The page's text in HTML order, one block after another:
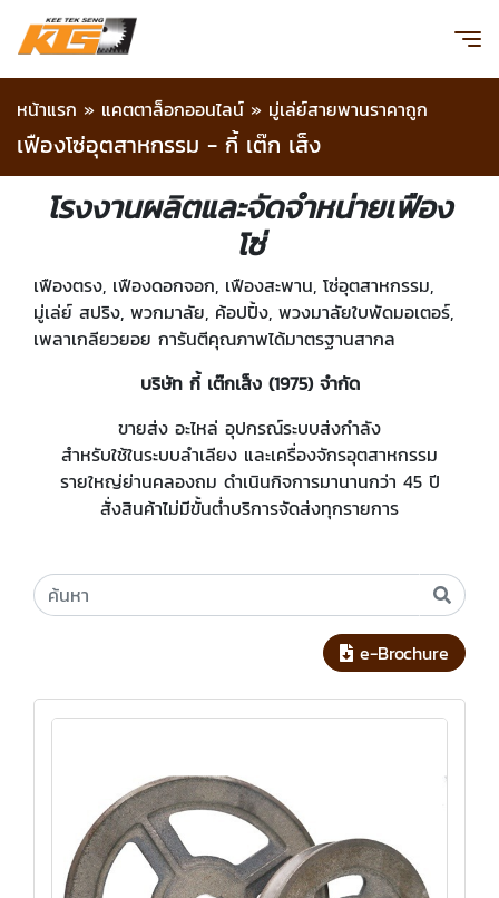
หน้าแรก » แคตตาล็อกออนไลน์ » มู่เล่ย์สายพานราคาถูก
เฟืองโซ่อุตสาหกรรม - กี้ เต๊ก เส็ง
โรงงานผลิตและจัดจำหน่ายเฟือง
โซ่
เฟืองตรง, เฟืองดอกจอก, เฟืองสะพาน, โซ่อุตสาหกรรม,
มู่เล่ย์ สปริง, พวกมาลัย, ค้อปปิ้ง, พวงมาลัยใบพัดมอเตอร์,
เพลาเกลียวยอย การันตีคุณภาพได้มาตรฐานสากล
บริษัท กี้ เต๊กเส็ง (1975) จำกัด
ขายส่ง อะไหล่ อุปกรณ์ระบบส่งกำลัง
สำหรับใช้ในระบบลำเลียง และเครื่องจักรอุตสาหกรรม
รายใหญ่ย่านคลองถม ดำเนินกิจการมานานกว่า 45 ปี
สั่งสินค้าไม่มีขั้นต่ำบริการจัดส่งทุกรายการ
e-Brochure